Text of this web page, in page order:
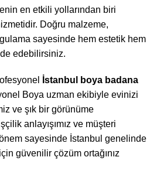
en etkili yollarından biri
Doğru malzeme,
sayesinde hem estetik hem
edebilirsiniz.
İstanbul boya badana
Boya uzman ekibiyle evinizi
ve şık bir görünüme
anlayışımız ve müşteri
sayesinde İstanbul genelinde
güvenilir çözüm ortağınız